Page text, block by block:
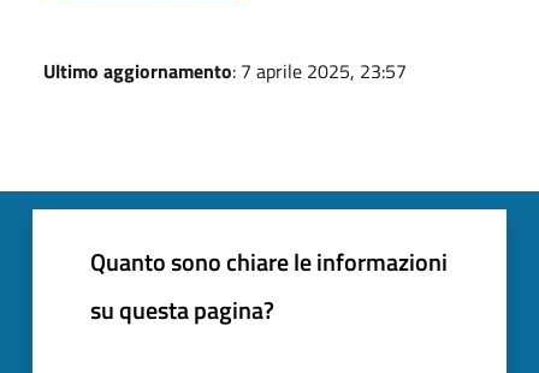
Ultimo aggiornamento: 7 aprile 2025, 23:57
Quanto sono chiare le informazioni
su questa pagina?